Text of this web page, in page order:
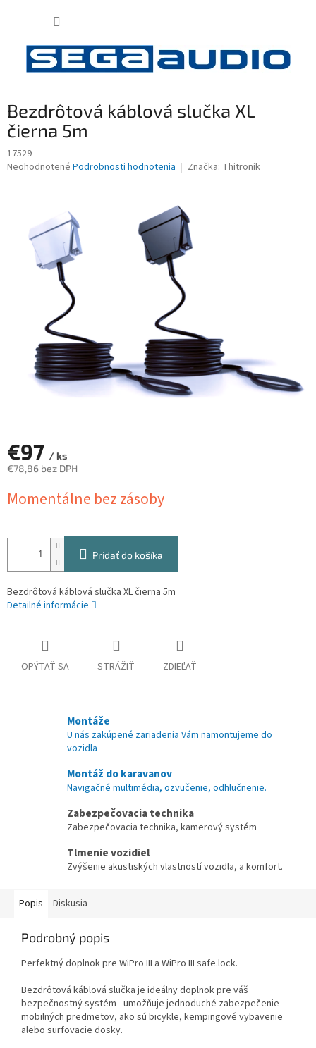
Bezdrôtová káblová slučka XL
čierna 5m
17529
Priemerné
hviezdičiek.
Neohodnotené Podrobnosti hodnotenia Značka: Thitronik
€97 / ks
€78,86 bez DPH
cena:
Momentálne bez zásoby
Pridať do košíka
Bezdrôtová káblová slučka XL čierna 5m
Detailné informácie
OPÝTAŤ SA STRÁŽIŤ ZDIEĽAŤ
Montáže
U nás zakúpené zariadenia Vám namontujeme do
vozidla
Montáž do karavanov
Navigačné multimédia, ozvučenie, odhlučnenie.
Zabezpečovacia technika
Zabezpečovacia technika, kamerový systém
Tlmenie vozidiel
Zvýšenie akustiských vlastností vozidla, a komfort.
Popis Diskusia
Podrobný popis
Perfektný doplnok pre WiPro III a WiPro III safe.lock.
Bezdrôtová káblová slučka je ideálny doplnok pre váš
bezpečnostný systém - umožňuje jednoduché zabezpečenie
mobilných predmetov, ako sú bicykle, kempingové vybavenie
alebo surfovacie dosky.